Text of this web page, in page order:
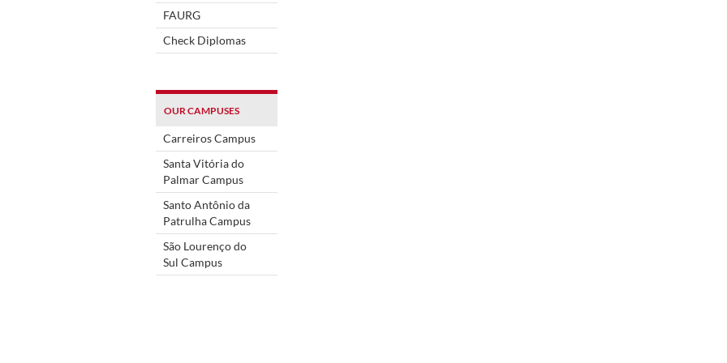
FAURG
Check Diplomas
OUR CAMPUSES
Carreiros Campus
Santa Vitória do
Palmar Campus
Santo Antônio da
Patrulha Campus
São Lourenço do
Sul Campus